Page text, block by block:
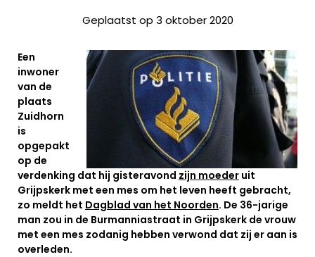
Geplaatst op 3 oktober 2020
Een
inwoner
van de
plaats
Zuidhorn
is
opgepakt
op de
verdenking dat hij gisteravond zijn moeder uit
Grijpskerk met een mes om het leven heeft gebracht,
zo meldt het Dagblad van het Noorden. De 36-jarige
man zou in de Burmanniastraat in Grijpskerk de vrouw
met een mes zodanig hebben verwond dat zij er aan is
overleden.